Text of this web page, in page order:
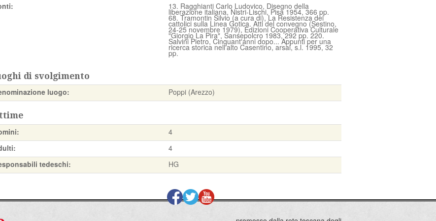
13. Ragghianti Carlo Ludovico, Disegno della
liberazione italiana, Nistri-Lischi, Pisa 1954, 366 pp.
68. Tramontin Silvio (a cura di), La Resistenza dei
cattolici sulla Linea Gotica. Atti del convegno (Sestino,
24-25 novembre 1979), Edizioni Cooperativa Culturale
"Giorgio La Pira", Sansepolcro 1983, 292 pp. 220.
Salvini Pietro, Cinquant'anni dopo... Appunti per una
ricerca storica nell'alto Casentino, arsal, s.l. 1995, 32
pp.
di svolgimento
luogo: Poppi (Arezzo)
4
4
tedeschi:
HG